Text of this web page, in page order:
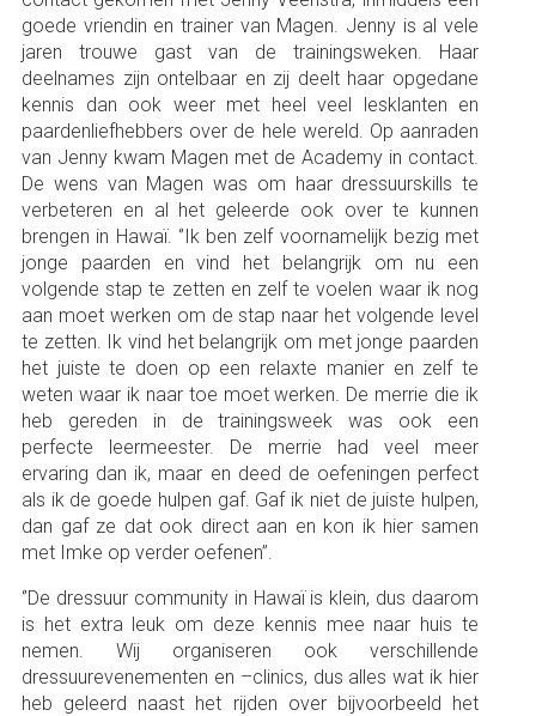
goede vriendin en trainer van Magen. Jenny is al vele
jaren trouwe gast van de trainingsweken. Haar
deelnames zijn ontelbaar en zij deelt haar opgedane
kennis dan ook weer met heel veel lesklanten en
paardenliefhebbers over de hele wereld. Op aanraden
van Jenny kwam Magen met de Academy in contact.
De wens van Magen was om haar dressuurskills te
verbeteren en al het geleerde ook over te kunnen
brengen in Hawaï. ‘’Ik ben zelf voornamelijk bezig met
jonge paarden en vind het belangrijk om nu een
volgende stap te zetten en zelf te voelen waar ik nog
aan moet werken om de stap naar het volgende level
te zetten. Ik vind het belangrijk om met jonge paarden
het juiste te doen op een relaxte manier en zelf te
weten waar ik naar toe moet werken. De merrie die ik
heb gereden in de trainingsweek was ook een
perfecte leermeester. De merrie had veel meer
ervaring dan ik, maar en deed de oefeningen perfect
als ik de goede hulpen gaf. Gaf ik niet de juiste hulpen,
dan gaf ze dat ook direct aan en kon ik hier samen
met Imke op verder oefenen’’.
‘’De dressuur community in Hawaï is klein, dus daarom
is het extra leuk om deze kennis mee naar huis te
nemen. Wij organiseren ook verschillende
dressuurevenementen en –clinics, dus alles wat ik hier
heb geleerd naast het rijden over bijvoorbeeld het